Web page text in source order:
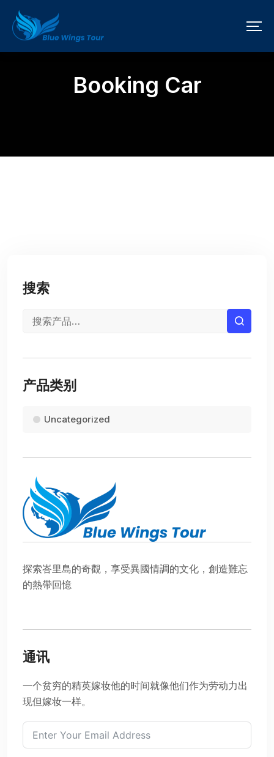
Booking Car
搜索
产品类别
Uncategorized
探索峇里島的奇觀，享受異國情調的文化，創造難忘
的熱帶回憶
通讯
一个贫穷的精英嫁妆他的时间就像他们作为劳动力出
现但嫁妆一样。